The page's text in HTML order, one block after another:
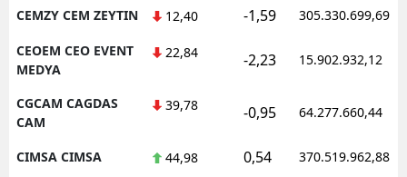
CEMZY CEM ZEYTIN 12,40 -1,59 305.330.699,69
CEOEM CEO EVENT
MEDYA
22,84 -2,23 15.902.932,12
CGCAM CAGDAS
CAM
39,78 -0,95 64.277.660,44
CIMSA CIMSA 44,98 0,54 370.519.962,88